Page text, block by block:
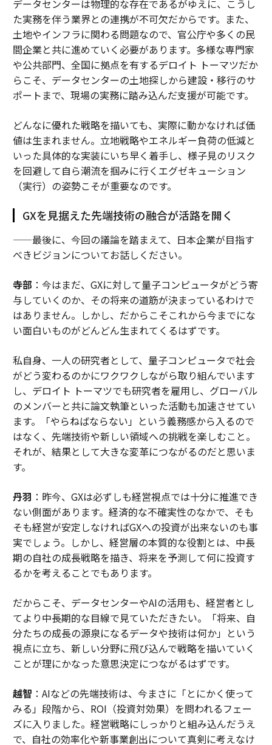
データセンターは物理的な存在であるがゆえに、こうし
た実務を伴う業界との連携が不可欠だからです。また、
土地やインフラに関わる問題なので、官公庁や多くの民
間企業と共に進めていく必要があります。多様な専門家
や公共部門、全国に拠点を有するデロイト トーマツだか
らこそ、データセンターの土地探しから建設・移行のサ
ポートまで、現場の実務に踏み込んだ支援が可能です。
どんなに優れた戦略を描いても、実際に動かなければ価
値は生まれません。立地戦略やエネルギー負荷の低減と
いった具体的な実装にいち早く着手し、様子見のリスク
を回避して自ら潮流を掴みに行くエグゼキューション
（実行）の姿勢こそが重要なのです。
GXを見据えた先端技術の融合が活路を開く
——最後に、今回の議論を踏まえて、日本企業が目指す
べきビジョンについてお話しください。
寺部 ：今はまだ、GXに対して量子コンピュータがどう寄
与していくのか、その将来の道筋が決まっているわけで
はありません。しかし、だからこそこれから今までにな
い面白いものがどんどん生まれてくるはずです。
私自身、一人の研究者として、量子コンピュータで社会
がどう変わるのかにワクワクしながら取り組んでいます
し、デロイト トーマツでも研究者を雇用し、グローバル
のメンバーと共に論文執筆といった活動も加速させてい
ます。「やらねばならない」という義務感から入るので
はなく、先端技術や新しい領域への挑戦を楽しむこと。
それが、結果として大きな変革につながるのだと思いま
す。
丹羽 ：昨今、GXは必ずしも経営視点では十分に推進でき
ない側面があります。経済的な不確実性のなかで、そも
そも経営が安定しなければGXへの投資が出来ないのも事
実でしょう。しかし、経営層の本質的な役割とは、中長
期の自社の成長戦略を描き、将来を予測して何に投資す
るかを考えることでもあります。
だからこそ、データセンターやAIの活用も、経営者とし
てより中長期的な目線で見ていただきたい。「将来、自
分たちの成長の源泉になるデータや技術は何か」という
視点に立ち、新しい分野に飛び込んで戦略を描いていく
ことが理にかなった意思決定につながるはずです。
越智 ：AIなどの先端技術は、今まさに「とにかく使って
みる」段階から、ROI（投資対効果）を問われるフェー
ズに入りました。経営戦略にしっかりと組み込んだうえ
で、自社の効率化や新事業創出について真剣に考えなけ